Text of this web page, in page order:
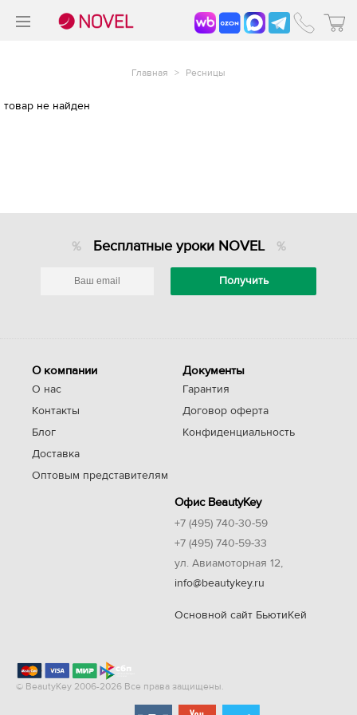
Главная > Ресницы
товар не найден
Бесплатные уроки NOVEL
О компании
О нас
Контакты
Блог
Доставка
Оптовым представителям
Документы
Гарантия
Договор оферта
Конфиденциальность
Офис BeautyKey
+7 (495) 740-30-59
+7 (495) 740-59-33
ул. Авиамоторная 12,
info@beautykey.ru
Основной сайт БьютиКей
© BeautyKey 2006-2026 Все права защищены.